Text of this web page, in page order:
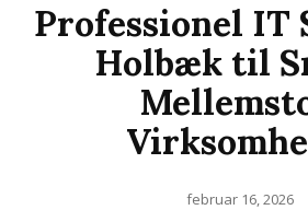
Professionel IT
Holbæk til
Posted
februar 16, 2026